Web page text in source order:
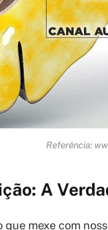
Referência:
A
mexe com